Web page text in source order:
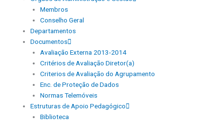
Membros
Conselho Geral
Departamentos
Documentos
Avaliação Externa 2013-2014
Critérios de Avaliação Diretor(a)
Criterios de Avaliação do Agrupamento
Enc. de Proteção de Dados
Normas Telemóveis
Estruturas de Apoio Pedagógico
Biblioteca